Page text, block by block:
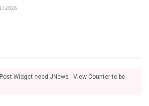
2026
Widget need JNews - View Counter to be